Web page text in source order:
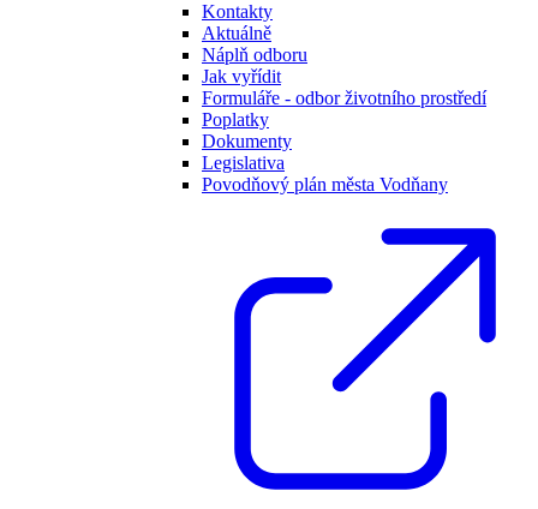
Kontakty
Aktuálně
Náplň odboru
Jak vyřídit
Formuláře - odbor životního prostředí
Poplatky
Dokumenty
Legislativa
Povodňový plán města Vodňany